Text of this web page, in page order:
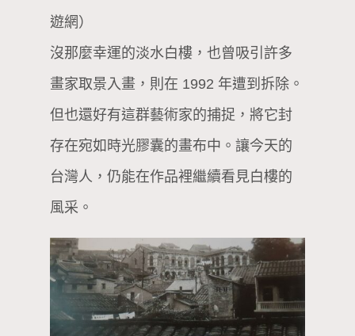
遊網）
沒那麼幸運的淡水白樓，也曾吸引許多
畫家取景入畫，則在 1992 年遭到拆除。
但也還好有這群藝術家的捕捉，將它封
存在宛如時光膠囊的畫布中。讓今天的
台灣人，仍能在作品裡繼續看見白樓的
風采。